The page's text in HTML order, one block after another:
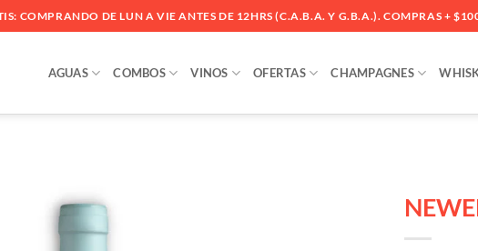
COMPRANDO DE LUN A VIE ANTES DE 12HRS (C.A.B.A. Y G.B.A.). COMPRAS +
AGUAS COMBOS VINOS OFERTAS CHAMPAGNES